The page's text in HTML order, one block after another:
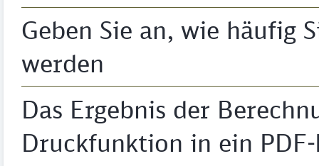
Geben Sie an, wie häufig
werden
Das Ergebnis der
Druckfunktion in ein